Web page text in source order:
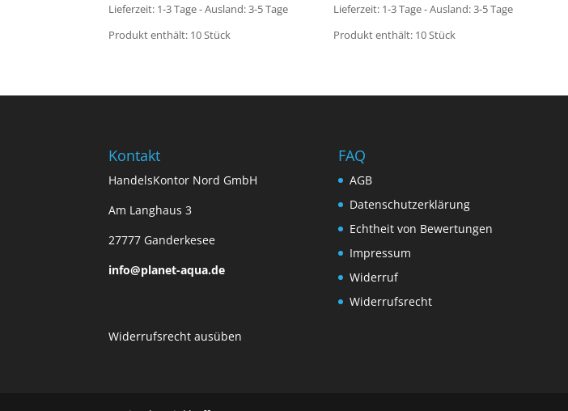
Lieferzeit: 1-3 Tage - Ausland: 3-5 Tage
Produkt enthält: 10Stück
Lieferzeit: 1-3 Tage - Ausland: 3-5 Tage
Produkt enthält: 10Stück
Kontakt
HandelsKontor Nord GmbH
Am Langhaus 3
27777 Ganderkesee
info@planet-aqua.de
Widerrufsrecht ausüben
FAQ
AGB
Datenschutzerklärung
Echtheit von Bewertungen
Impressum
Widerruf
Widerrufsrecht